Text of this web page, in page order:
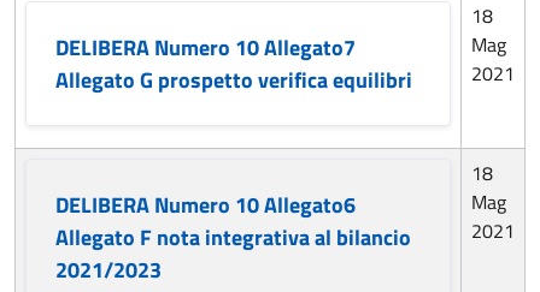
DELIBERA Numero 10 Allegato7
Allegato G prospetto verifica equilibri
18
Mag
2021
DELIBERA Numero 10 Allegato6
Allegato F nota integrativa al bilancio
2021/2023
18
Mag
2021